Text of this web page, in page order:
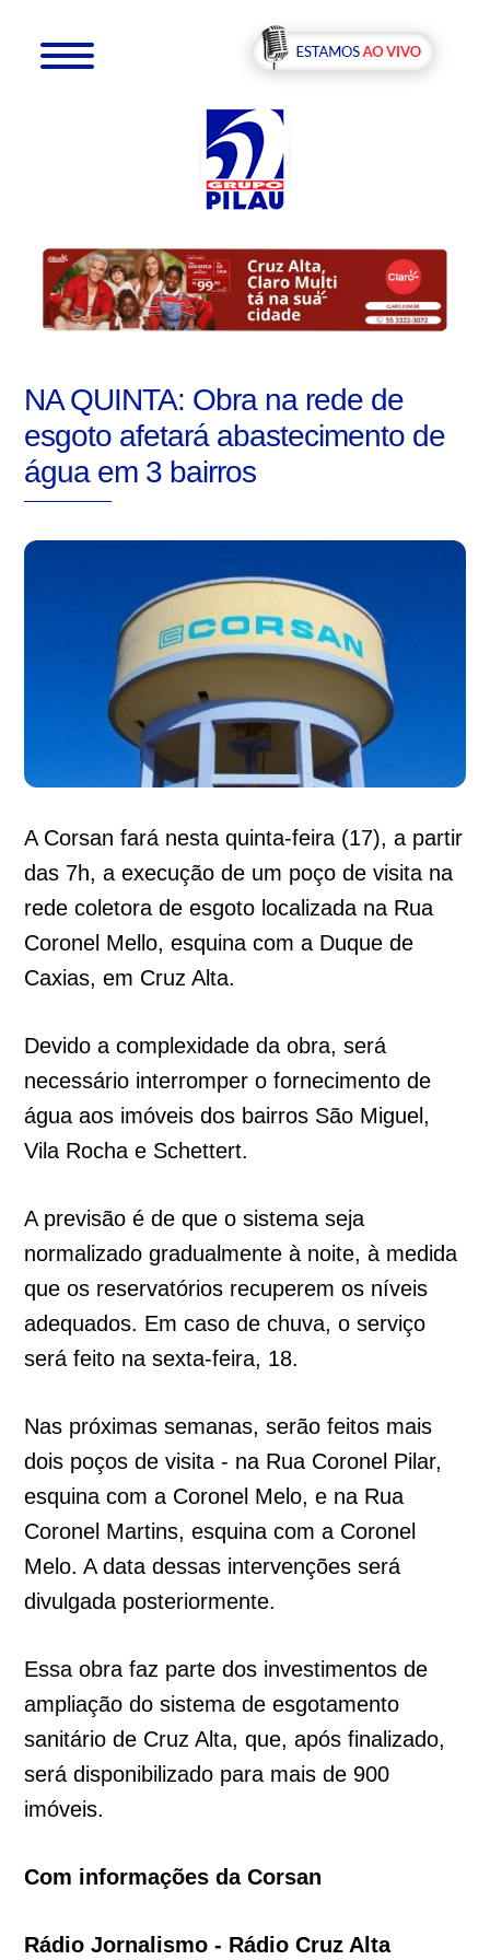
NA QUINTA: Obra na rede de
esgoto afetará abastecimento de
água em 3 bairros
A Corsan fará nesta quinta-feira (17), a partir
das 7h, a execução de um poço de visita na
rede coletora de esgoto localizada na Rua
Coronel Mello, esquina com a Duque de
Caxias, em Cruz Alta.
Devido a complexidade da obra, será
necessário interromper o fornecimento de
água aos imóveis dos bairros São Miguel,
Vila Rocha e Schettert.
A previsão é de que o sistema seja
normalizado gradualmente à noite, à medida
que os reservatórios recuperem os níveis
adequados. Em caso de chuva, o serviço
será feito na sexta-feira, 18.
Nas próximas semanas, serão feitos mais
dois poços de visita - na Rua Coronel Pilar,
esquina com a Coronel Melo, e na Rua
Coronel Martins, esquina com a Coronel
Melo. A data dessas intervenções será
divulgada posteriormente.
Essa obra faz parte dos investimentos de
ampliação do sistema de esgotamento
sanitário de Cruz Alta, que, após finalizado,
será disponibilizado para mais de 900
imóveis.
Com informações da Corsan
Rádio Jornalismo - Rádio Cruz Alta